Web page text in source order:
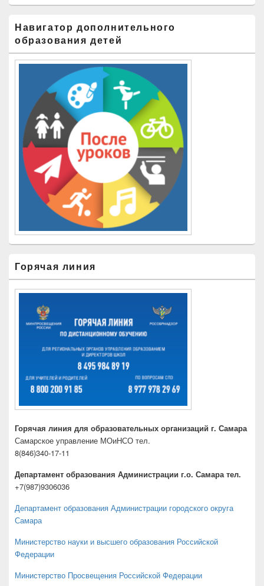
Навигатор дополнительного
образования детей
Горячая линия
Горячая линия для образовательных организаций г. Самара
Самарское управление МОиНСО тел.
8(846)340-17-11
Департамент образования Администрации г.о. Самара тел.
+7(987)9306036
Департамент образования Администрации городского округа
Самара
Министерство науки и высшего образования Российской
Федерации
Министерство Просвещения Российской Федерации